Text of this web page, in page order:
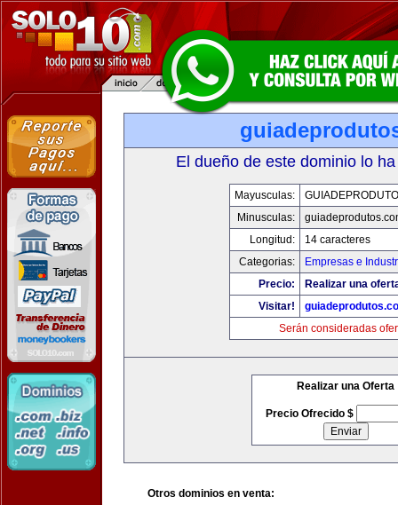
El dueño de este dominio lo
Mayusculas:
Minusculas:
Longitud:
14 caracteres
Categorias:
Empresas e
Precio:
Realizar una
Visitar!
Serán consideradas
Realizar una Oferta
Precio Ofrecido $
Otros dominios en venta: